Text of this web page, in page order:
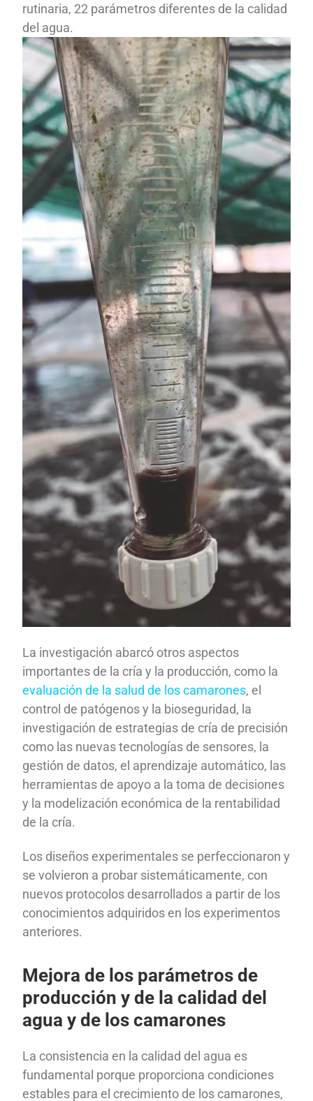
rutinaria, 22 parámetros diferentes de la calidad
del agua.
La investigación abarcó otros aspectos
importantes de la cría y la producción, como la
evaluación de la salud de los camarones, el
control de patógenos y la bioseguridad, la
investigación de estrategias de cría de precisión
como las nuevas tecnologías de sensores, la
gestión de datos, el aprendizaje automático, las
herramientas de apoyo a la toma de decisiones
y la modelización económica de la rentabilidad
de la cría.
Los diseños experimentales se perfeccionaron y
se volvieron a probar sistemáticamente, con
nuevos protocolos desarrollados a partir de los
conocimientos adquiridos en los experimentos
anteriores.
Mejora de los parámetros de
producción y de la calidad del
agua y de los camarones
La consistencia en la calidad del agua es
fundamental porque proporciona condiciones
estables para el crecimiento de los camarones,